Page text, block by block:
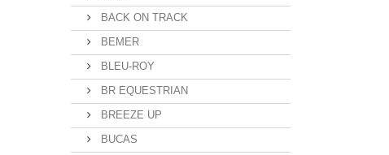
BACK ON TRACK
BEMER
BLEU-ROY
BR EQUESTRIAN
BREEZE UP
BUCAS